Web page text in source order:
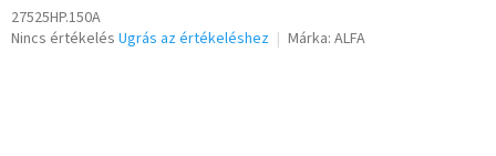
27525HP.150A
A
Nincs értékelés Ugrás az értékeléshez Márka: ALFA